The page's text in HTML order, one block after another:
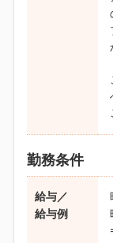
勤務条件
給与／
給与例